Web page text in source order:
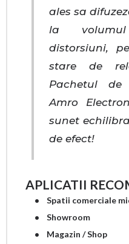
ales sa
la
distorsiuni,
stare de
Pachetul
Amro
sunet
de efect!
APLICATII
• Spatii comerciale
• Showroom
• Magazin / Shop